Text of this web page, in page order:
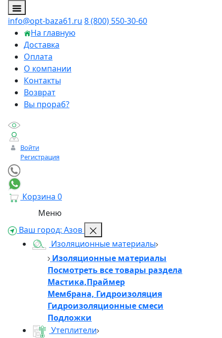
info@opt-baza61.ru 8 (800) 550-30-60
На главную
Доставка
Оплата
О компании
Контакты
Возврат
Вы прораб?
Войти
Регистрация
Корзина 0
Меню
Ваш город: Азов
Изоляционные материалы
Изоляционные материалы
Посмотреть все товары раздела
Мастика,Праймер
Мембрана, Гидроизоляция
Гидроизоляционные смеси
Подложки
Утеплители